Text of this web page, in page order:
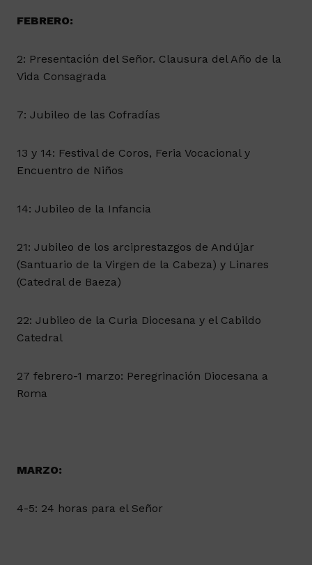
FEBRERO:
2: Presentación del Señor. Clausura del Año de la
Vida Consagrada
7: Jubileo de las Cofradías
13 y 14: Festival de Coros, Feria Vocacional y
Encuentro de Niños
14: Jubileo de la Infancia
21: Jubileo de los arciprestazgos de Andújar
(Santuario de la Virgen de la Cabeza) y Linares
(Catedral de Baeza)
22: Jubileo de la Curia Diocesana y el Cabildo
Catedral
27 febrero-1 marzo: Peregrinación Diocesana a
Roma
MARZO:
4-5: 24 horas para el Señor